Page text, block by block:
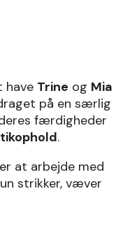
have Trine og Mia
på en særlig
færdigheder
.
at arbejde med
strikker, væver